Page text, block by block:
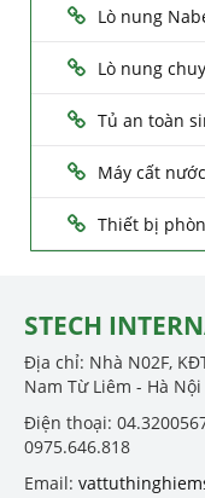
Lò nung
Lò nung
Tủ an toàn
Máy cất nước
Thiết bị
STECH
Địa chỉ: Nhà N02F,
Nam Từ Liêm - Hà Nội
Điện thoại:
0975.646.818
Email: